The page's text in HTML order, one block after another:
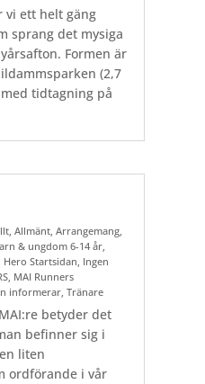
vi ett helt gäng
sprang det mysiga
Formen är
(2,7
tidtagning på
, Allmänt, Arrangemang,
& ungdom 6-14 år,
Hero Startsidan, Ingen
, MAI Runners
informerar, Tränare
betyder det
befinner sig i
liten
ordförande i vår